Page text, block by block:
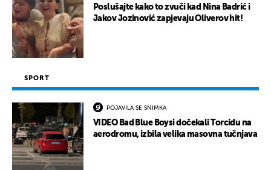
Poslušajte kako to zvuči kad Nina Badrić i
Jakov Jozinović zapjevaju Oliverov hit!
SPORT
POJAVILA SE SNIMKA
VIDEO Bad Blue Boysi dočekali Torcidu na
aerodromu, izbila velika masovna tučnjava